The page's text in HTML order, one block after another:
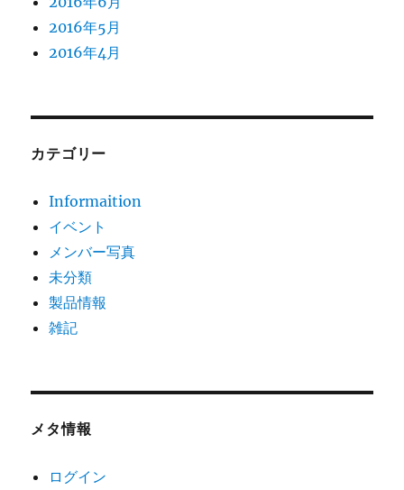
2016年5月
2016年4月
カテゴリー
Informaition
イベント
メンバー写真
未分類
製品情報
雑記
メタ情報
ログイン